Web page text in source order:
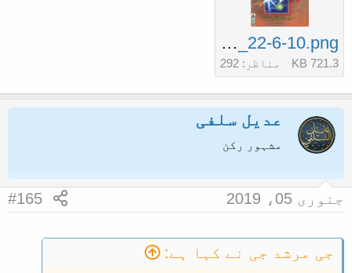
upload_2019-1-4_22-6-10.png
721.3 KB مناظر: 292
عدیل سلفی
مشہور رکن
جنوری 05، 2019 #165
جی مرشد جی نے کہا ہے: